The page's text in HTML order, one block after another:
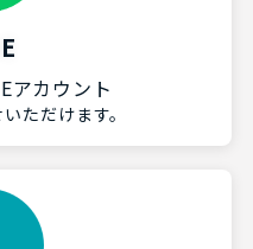
アカウント
ただけます。